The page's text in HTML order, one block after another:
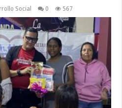
Social 0 567